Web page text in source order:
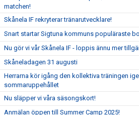
matchen!
Skånela IF rekryterar tränarutvecklare!
Snart startar Sigtuna kommuns populäraste
Nu gör vi vår Skånela IF - loppis ännu mer
Skåneladagen 31 augusti
Herrarna kör igång den kollektiva träningen
sommaruppehållet
Nu släpper vi våra säsongskort!
Anmälan öppen till Summer Camp 2025!